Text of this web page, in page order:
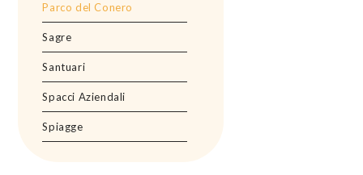
Parco del Conero
Sagre
Santuari
Spacci Aziendali
Spiagge